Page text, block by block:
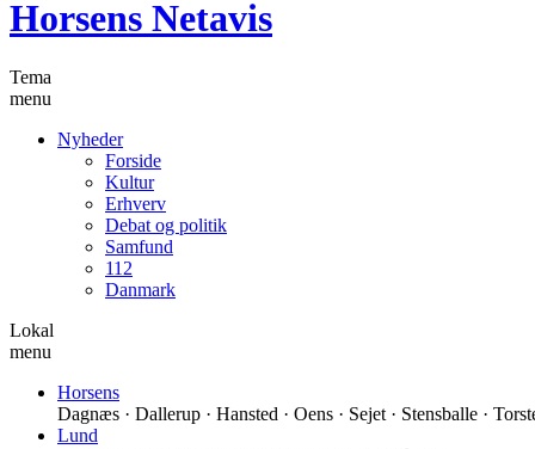
Horsens Netavis
Tema
menu
Nyheder
Forside
Kultur
Erhverv
Debat og politik
Samfund
112
Danmark
Lokal
menu
Horsens
Dagnæs · Dallerup · Hansted · Oens · Sejet · Stensballe ·
Lund